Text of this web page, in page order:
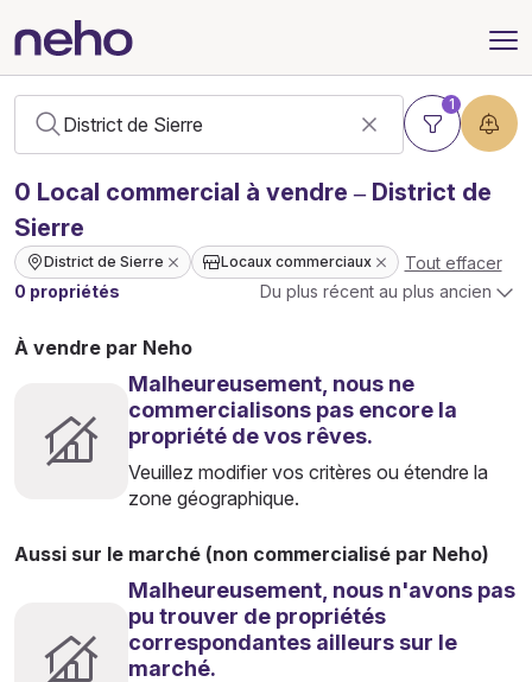
1
0 Local commercial à vendre – District de
Sierre
District de Sierre Locaux commerciaux
Tout effacer
0 propriétés
Du plus récent au plus ancien
À vendre par Neho
Malheureusement, nous ne
commercialisons pas encore la
propriété de vos rêves.
Veuillez modifier vos critères ou étendre la
zone géographique.
Aussi sur le marché (non commercialisé par Neho)
Malheureusement, nous n'avons pas
pu trouver de propriétés
correspondantes ailleurs sur le
marché.